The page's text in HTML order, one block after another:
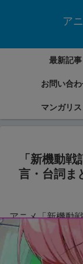
ア
最新記事
お問い合
マンガリス
「新機動
言・台詞ま
アニメ「新機動
をまとめていき